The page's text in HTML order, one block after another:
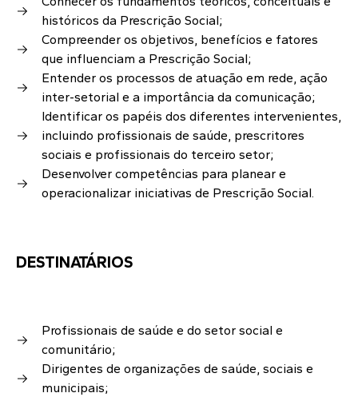
históricos da Prescrição Social;
Compreender os objetivos, benefícios e fatores
que influenciam a Prescrição Social;
Entender os processos de atuação em rede, ação
inter-setorial e a importância da comunicação;
Identificar os papéis dos diferentes intervenientes,
incluindo profissionais de saúde, prescritores
sociais e profissionais do terceiro setor;
Desenvolver competências para planear e
operacionalizar iniciativas de Prescrição Social.
DESTINATÁRIOS
Profissionais de saúde e do setor social e
comunitário;
Dirigentes de organizações de saúde, sociais e
municipais;